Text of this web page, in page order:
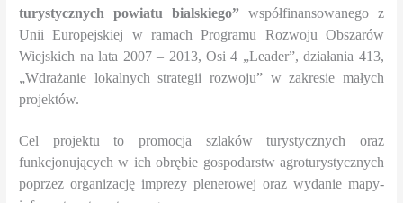
turystycznych powiatu bialskiego” współfinansowanego z
Unii Europejskiej w ramach Programu Rozwoju Obszarów
Wiejskich na lata 2007 – 2013, Osi 4 „Leader”, działania 413,
„Wdrażanie lokalnych strategii rozwoju” w zakresie małych
projektów.
Cel projektu to promocja szlaków turystycznych oraz
funkcjonujących w ich obrębie gospodarstw agroturystycznych
poprzez organizację imprezy plenerowej oraz wydanie mapy-